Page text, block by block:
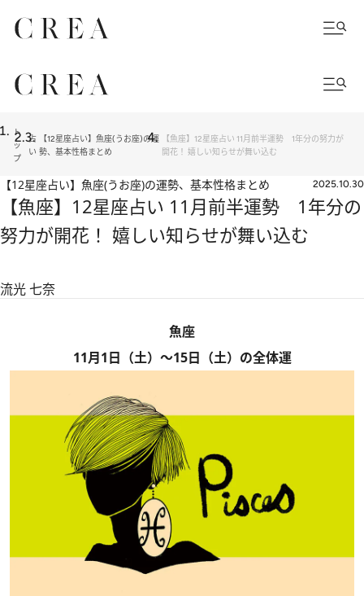
ト
ッ
プ
占
い
【12星座占い】魚座(うお座)の運
勢、基本性格まとめ
【魚座】12星座占い 11月前半運勢 1年分の努力が
開花！ 嬉しい知らせが舞い込む
【12星座占い】魚座(うお座)の運勢、基本性格まとめ 2025.10.30
【魚座】12星座占い 11月前半運勢 1年分の
努力が開花！ 嬉しい知らせが舞い込む
流光 七奈
魚座
11月1日（土）～15日（土）の全体運